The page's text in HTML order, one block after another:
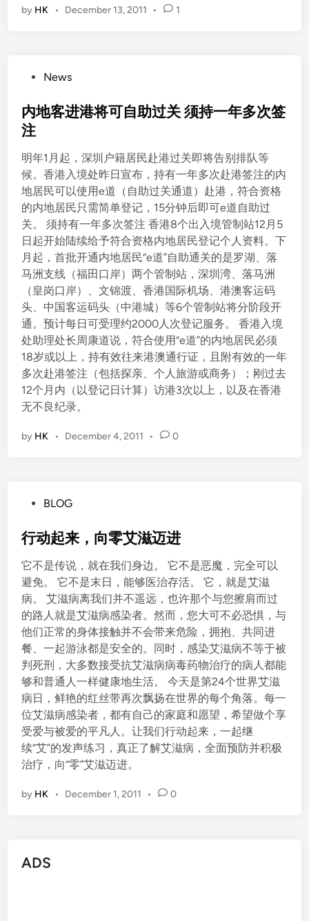
by HK • December 13, 2011 • 1
s
t
d
i
n
News
内地客进港将可自助过关 须持一年多次签
注
明年1月起，深圳户籍居民赴港过关即将告别排队等
候。香港入境处昨日宣布，持有一年多次赴港签注的内
地居民可以使用e道（自助过关通道）赴港，符合资格
的内地居民只需简单登记，15分钟后即可e道自助过
关。 须持有一年多次签注 香港8个出入境管制站12月5
日起开始陆续给予符合资格内地居民登记个人资料。下
月起，首批开通内地居民“e道”自助通关的是罗湖、落
马洲支线（福田口岸）两个管制站，深圳湾、落马洲
（皇岗口岸）、文锦渡、香港国际机场、港澳客运码
头、中国客运码头（中港城）等6个管制站将分阶段开
通。预计每日可受理约2000人次登记服务。 香港入境
处助理处长周康道说，符合使用“e道”的内地居民必须
18岁或以上，持有效往来港澳通行证，且附有效的一年
多次赴港签注（包括探亲、个人旅游或商务）；刚过去
12个月内（以登记日计算）访港3次以上，以及在香港
无不良纪录。
by HK • December 4, 2011 • 0
s
e
d
i
n
BLOG
行动起来，向零艾滋迈进
它不是传说，就在我们身边。 它不是恶魔，完全可以
避免。 它不是末日，能够医治存活。 它，就是艾滋
病。 艾滋病离我们并不遥远，也许那个与您擦肩而过
的路人就是艾滋病感染者。然而，您大可不必恐惧，与
他们正常的身体接触并不会带来危险，拥抱、共同进
餐、一起游泳都是安全的。同时，感染艾滋病不等于被
判死刑，大多数接受抗艾滋病病毒药物治疗的病人都能
够和普通人一样健康地生活。 今天是第24个世界艾滋
病日，鲜艳的红丝带再次飘扬在世界的每个角落。每一
位艾滋病感染者，都有自己的家庭和愿望，希望做个享
受爱与被爱的平凡人。让我们行动起来，一起继
续“艾”的发声练习，真正了解艾滋病，全面预防并积极
治疗，向“零”艾滋迈进。
by HK • December 1, 2011 • 0
ADS